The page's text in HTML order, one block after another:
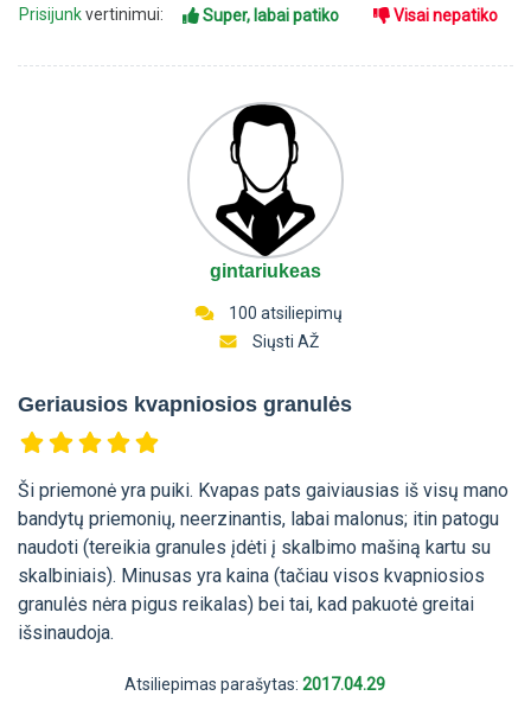
Prisijunkvertinimui: Super, labai patiko Visai nepatiko
gintariukeas
100 atsiliepimų
Siųsti AŽ
Geriausios kvapniosios granulės
Ši priemonė yra puiki. Kvapas pats gaiviausias iš visų mano
bandytų priemonių, neerzinantis, labai malonus; itin patogu
naudoti (tereikia granules įdėti į skalbimo mašiną kartu su
skalbiniais). Minusas yra kaina (tačiau visos kvapniosios
granulės nėra pigus reikalas) bei tai, kad pakuotė greitai
išsinaudoja.
Atsiliepimas parašytas: 2017.04.29